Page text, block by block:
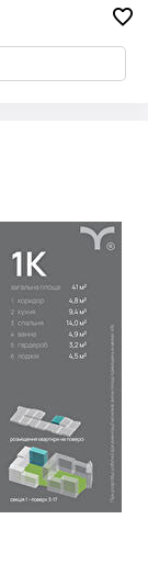
